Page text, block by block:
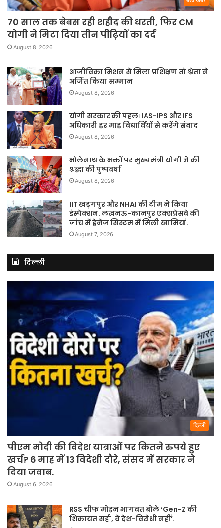
70 साल तक बेबस रही शहीद की धरती, फिर CM
योगी ने मिटा दिया तीन पीढ़ियों का दर्द
August 8, 2026
आजीविका मिशन से मिला प्रशिक्षण तो श्वेता ने
अर्जित किया सम्मान
August 8, 2026
योगी सरकार की पहलः IAS-IPS और IFS
अधिकारी हर माह विद्यार्थियों से करेंगे संवाद
August 8, 2026
भोलेनाथ के भक्तों पर मुख्यमंत्री योगी ने की
श्रद्धा की पुष्पवर्षा
August 8, 2026
IIT खड़गपुर और NHAI की टीम ने किया
इंस्पेक्शन. लखनऊ-कानपुर एक्सप्रेसवे की
जांच में ड्रेनेज सिस्टम में मिली खामियां.
August 7, 2026
दिल्ली
दिल्ली
पीएम मोदी की विदेश यात्राओं पर कितने रुपये हुए
खर्च? 6 माह में 13 विदेशी दौरे, संसद में सरकार ने
दिया जवाब.
August 6, 2026
RSS चीफ मोहन भागवत बोले ‘Gen-Z की
शिकायत सही, वे देश-विरोधी नहीं’.